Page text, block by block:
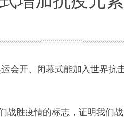
会开、闭幕式能加入世界抗
胜疫情的标志，证明我们